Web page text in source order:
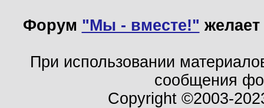
Форум "Мы - вместе!"
При использовании
сообщения
Copyright ©2003-